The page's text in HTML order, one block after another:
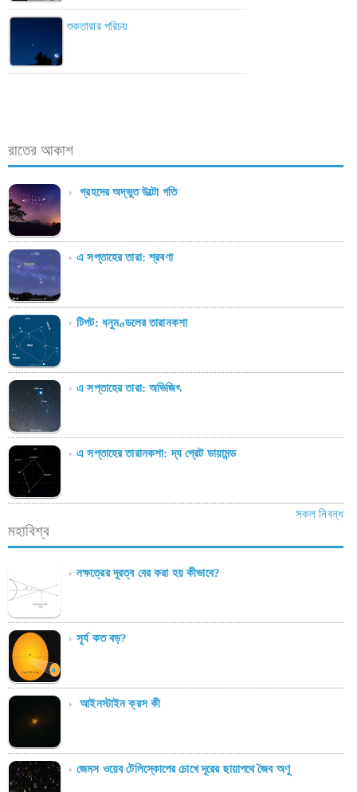
শুকতারার পরিচয়
রাতের আকাশ
গ্রহদের অদ্ভুত উল্টো গতি
এ সপ্তাহের তারা: শ্রবণা
টিপট: ধনুমণ্ডলের তারানকশা
এ সপ্তাহের তারা: অভিজিৎ
এ সপ্তাহের তারানকশা: দ্য গ্রেট ডায়ামন্ড
সকল নিবন্ধ
মহাবিশ্ব
নক্ষত্রের দূরত্ব বের করা হয় কীভাবে?
সূর্য কত বড়?
আইনস্টাইন ক্রস কী
জেমস ওয়েব টেলিস্কোপের চোখে দূরের ছায়াপথে জৈব অণু